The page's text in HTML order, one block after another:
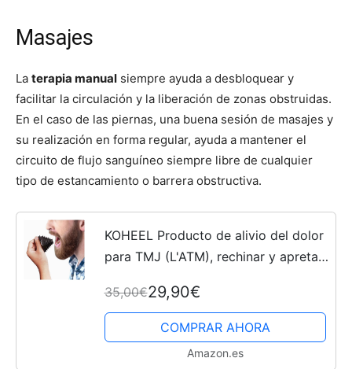
Masajes
La terapia manual siempre ayuda a desbloquear y
facilitar la circulación y la liberación de zonas obstruidas.
En el caso de las piernas, una buena sesión de masajes y
su realización en forma regular, ayuda a mantener el
circuito de flujo sanguíneo siempre libre de cualquier
tipo de estancamiento o barrera obstructiva.
KOHEEL Producto de alivio del dolor
para TMJ (L'ATM), rechinar y apretar
trismus y bruxismo causados por
músculos de la...
35,00€29,90€
COMPRAR AHORA
Amazon.es